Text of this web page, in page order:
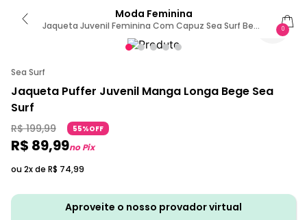
Moda Feminina
Jaqueta Juvenil Feminina Com Capuz Sea Surf Bege
16 / Bege
0
Sea Surf
Jaqueta Puffer Juvenil Manga Longa Bege Sea
Surf
R$ 199,99 55%OFF
R$ 89,99no Pix
ou 2x de R$ 74,99
Aproveite o nosso provador virtual